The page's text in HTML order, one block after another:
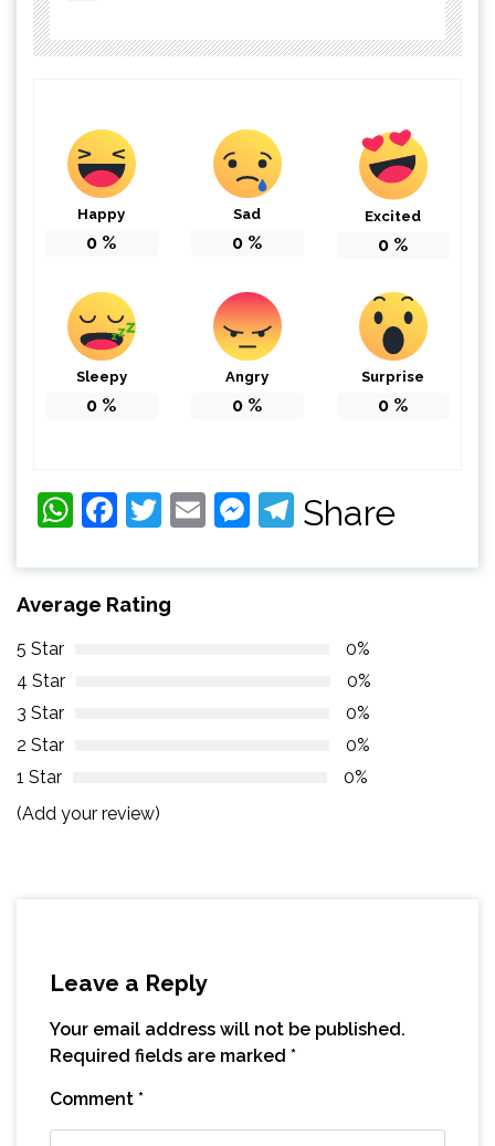
Happy
0 %
Sad
0 %
Excited
0 %
Sleepy
0 %
Angry
0 %
Surprise
0 %
WhatsApp
Facebook
Twitter
EmailMessenger
Telegram
Share
Average Rating
5 Star
0%
4 Star
0%
3 Star
0%
2 Star
0%
1 Star
0%
(Add your review)
Leave a Reply
Your email address will not be published.
Required fields are marked *
Comment *